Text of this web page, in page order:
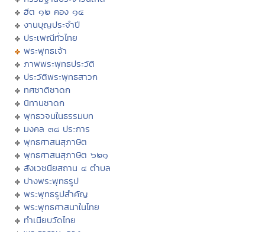
ฮีต ๑๒ คอง ๑๔
งานบุญประจำปี
ประเพณีทั่วไทย
พระพุทธเจ้า
ภาพพระพุทธประวัติ
ประวัติพระพุทธสาวก
ทศชาติชาดก
นิทานชาดก
พุทธวจนในธรรมบท
มงคล ๓๘ ประการ
พุทธศาสนสุภาษิต
พุทธศาสนสุภาษิต ๖๒๑
สังเวชนียสถาน ๔ ตำบล
ปางพระพุทธรูป
พระพุทธรูปสำคัญ
พระพุทธศาสนาในไทย
ทำเนียบวัดไทย